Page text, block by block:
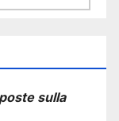
sulla